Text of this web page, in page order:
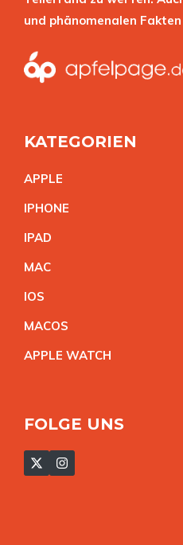
und phänomenalen
KATEGORIEN
APPLE
IPHONE
IPAD
MAC
IOS
MACOS
APPLE WATCH
FOLGE UNS